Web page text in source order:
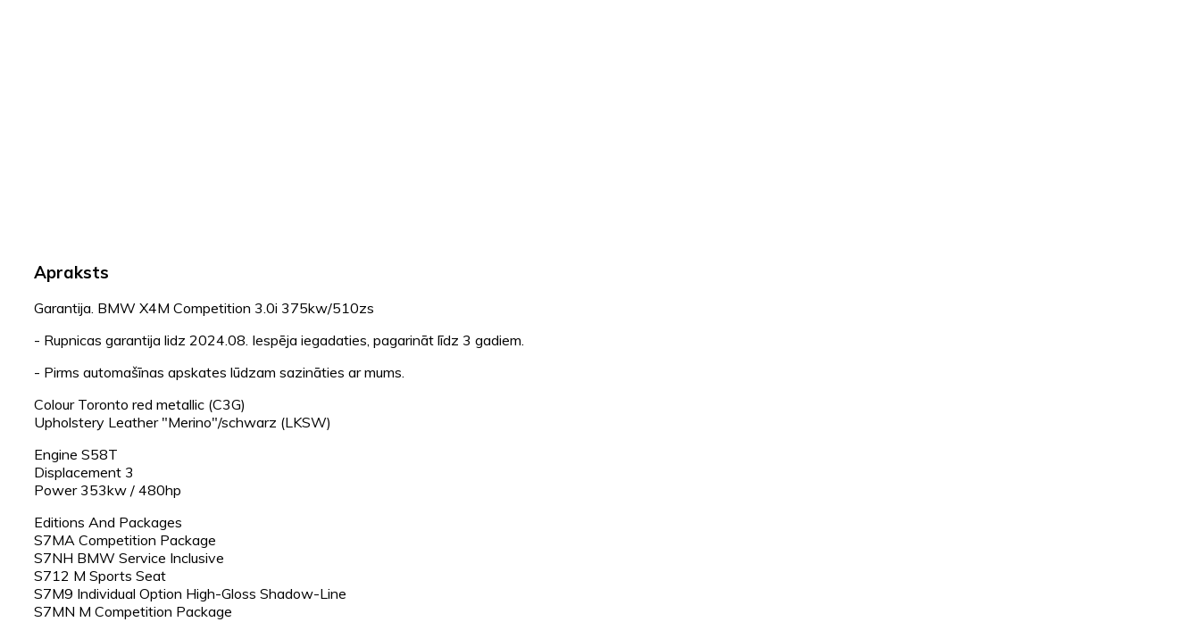
Apraksts
Garantija. BMW X4M Competition 3.0i 375kw/510zs
- Rupnicas garantija lidz 2024.08. Iespēja iegadaties, pagarināt līdz 3 gadiem.
- Pirms automašīnas apskates lūdzam sazināties ar mums.
Colour Toronto red metallic (C3G)
Upholstery Leather "Merino"/schwarz (LKSW)
Engine S58T
Displacement 3
Power 353kw / 480hp
Editions And Packages
S7MA Competition Package
S7NH BMW Service Inclusive
S712 M Sports Seat
S7M9 Individual Option High-Gloss Shadow-Line
S7MN M Competition Package